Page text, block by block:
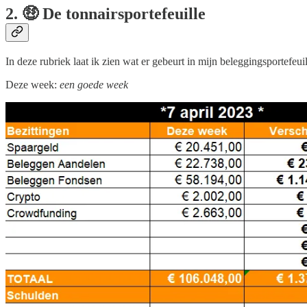
2. 🤑 De tonnairsportefeuille
In deze rubriek laat ik zien wat er gebeurt in mijn
Deze week: een goede week